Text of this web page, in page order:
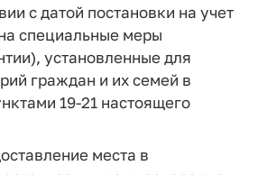
с датой постановки на учет
специальные меры
установленные для
граждан и их семей в
19-21 настоящего
места в